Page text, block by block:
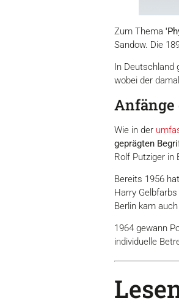
Zum Thema
Sandow. Die
In Deutschland
wobei der
Anfänge
Wie in der
geprägten
Rolf Putziger in
Bereits 1956
Harry
Berlin kam
1964 gewann
individuelle